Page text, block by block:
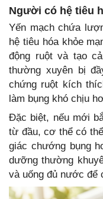
Người có hệ tiêu
Yến mạch chứa
hệ tiêu hóa khỏe
động ruột và tạo
thường xuyên bị
chứng ruột kích
làm bụng khó chịu
Đặc biệt, nếu mới
từ đầu, cơ thể có
giác chướng bụng
dưỡng thường
và uống đủ nước để